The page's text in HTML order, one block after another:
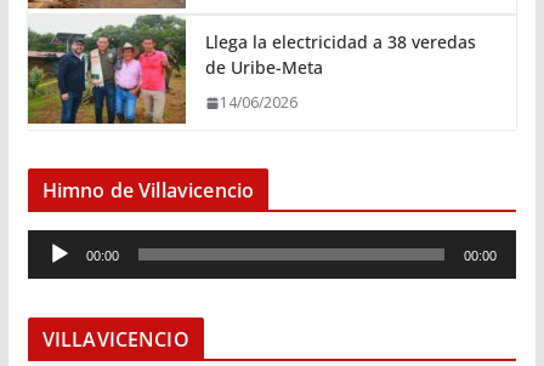
Llega la electricidad a 38 veredas
de Uribe-Meta
14/06/2026
Himno de Villavicencio
e
00:00 00:00
VILLAVICENCIO